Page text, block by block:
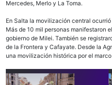
Mercedes, Merlo y La Toma.
En Salta la movilización central
Más de 10 mil personas manifestaron
gobierno de Milei. También se
de la Frontera y Cafayate. Desde la
una movilización histórica por el